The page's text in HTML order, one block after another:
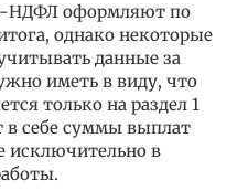
НДФЛ оформляют по
однако некоторые
данные за
иметь в виду, что
только на раздел 1
в себе суммы выплат
исключительно в